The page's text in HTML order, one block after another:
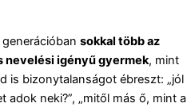
sokkal több az
nevelési igényű gyermek, mint
is bizonytalanságot ébreszt: „jól
adok neki?”, „mitől más ő, mint a